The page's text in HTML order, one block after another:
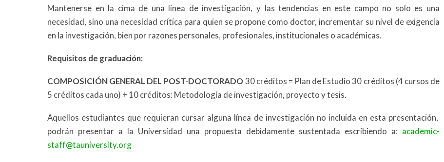
Mantenerse en la cima de una línea de investigación, y las tendencias en este campo no solo es una
necesidad, sino una necesidad crítica para quien se propone como doctor, incrementar su nivel de exigencia
en la investigación, bien por razones personales, profesionales, institucionales o académicas.
Requisitos de graduación:
COMPOSICIÓN GENERAL DEL POST-DOCTORADO 30 créditos = Plan de Estudio 30 créditos (4 cursos de
5 créditos cada uno) + 10 créditos: Metodología de investigación, proyecto y tesis.
Aquellos estudiantes que requieran cursar alguna línea de investigación no incluida en esta presentación,
podrán presentar a la Universidad una propuesta debidamente sustentada escribiendo a: academic-
staff@tauniversity.org